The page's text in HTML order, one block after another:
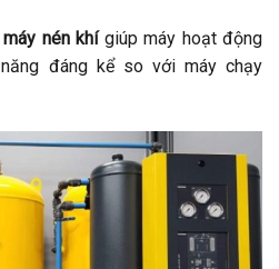
nén khígiúp máy hoạt động
đáng kể so với máy chạy